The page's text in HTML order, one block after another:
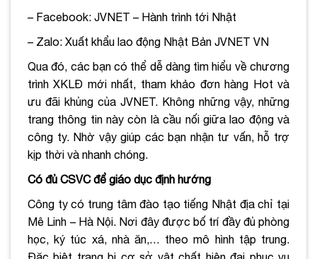
– Facebook: JVNET – Hành trình tới Nhật
– Zalo: Xuất khẩu lao động Nhật Bản JVNET VN
Qua đó, các bạn có thể dễ dàng tìm hiểu về chương
trình XKLĐ mới nhất, tham khảo đơn hàng Hot và
ưu đãi khủng của JVNET. Không những vậy, những
trang thông tin này còn là cầu nối giữa lao động và
công ty. Nhờ vậy giúp các bạn nhận tư vấn, hỗ trợ
kịp thời và nhanh chóng.
Có đủ CSVC để giáo dục định hướng
Công ty có trung tâm đào tạo tiếng Nhật địa chỉ tại
Mê Linh – Hà Nội. Nơi đây được bố trí đầy đủ phòng
học, ký túc xá, nhà ăn,… theo mô hình tập trung.